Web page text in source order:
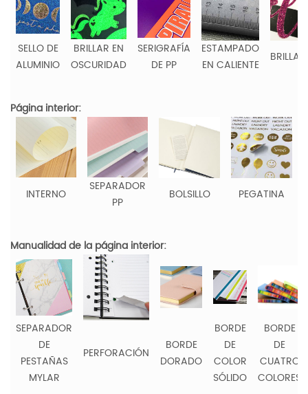
SELLO DE
ALUMINIO
BRILLAR EN
OSCURIDAD
SERIGRAFÍA
DE PP
ESTAMPADO
EN CALIENTE
Página interior:
INTERNO
SEPARADOR
PP
BOLSILLO PEGATINA
Manualidad de la página interior:
SEPARADOR
DE
PESTAÑAS
MYLAR
PERFORACIÓN
BORDE
DORADO
BORDE
DE
COLOR
SÓLIDO
BORDE
DE
CUATRO
COLORES